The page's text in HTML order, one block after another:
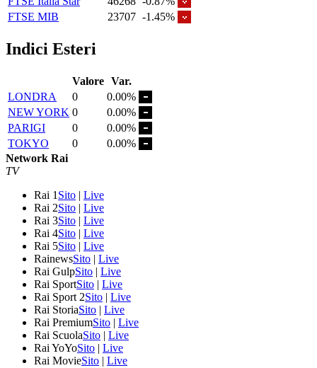
FTSE MIB
23707 -1.45%
Indici Esteri
Valore Var.
LONDRA
0
0.00%
NEW YORK 0
0.00%
PARIGI
0
0.00%
TOKYO
0
0.00%
Network Rai
TV
Rai 1 Sito | Live
Rai 2Sito | Live
Rai 3Sito | Live
Rai 4Sito | Live
Rai 5Sito | Live
RainewsSito | Live
Rai GulpSito | Live
Rai SportSito | Live
Rai Sport 2Sito | Live
Rai StoriaSito | Live
Rai PremiumSito | Live
Rai ScuolaSito | Live
Rai YoYoSito | Live
Rai MovieSito | Live